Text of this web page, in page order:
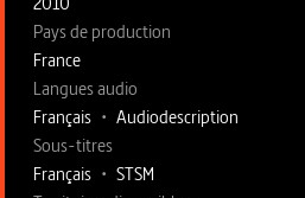
Pays de production
France
Langues audio
Français • Audiodescription
Sous-titres
Français • STSM